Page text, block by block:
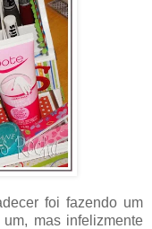
foi fazendo um
mas infelizmente